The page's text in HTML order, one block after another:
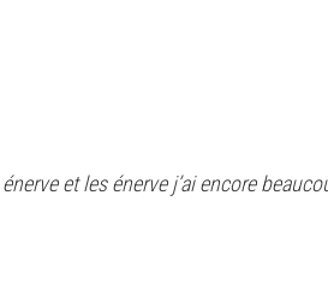
et les énerve j’ai encore